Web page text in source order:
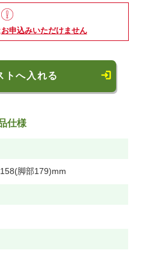
お申込みいただけません
トへ入れる
仕様
脚部179)mm